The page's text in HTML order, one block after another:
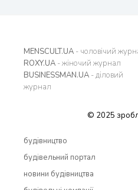
MENSCULT.UA - чоловічий
ROXY.UA - жіночий журнал
BUSINESSMAN.UA - діловий
журнал
© 2025
будівництво
будівельний портал
новини будівництва